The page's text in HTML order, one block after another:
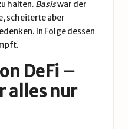
halten. Basiswar der
scheiterte aber
In Folge dessen
DeFi –
alles nur